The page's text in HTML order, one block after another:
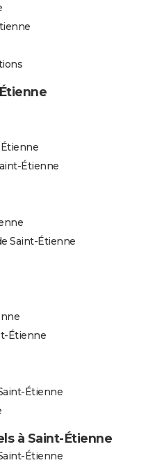
Étienne
Saint-Étienne
Étienne
Étienne
à Saint-Étienne
Étienne